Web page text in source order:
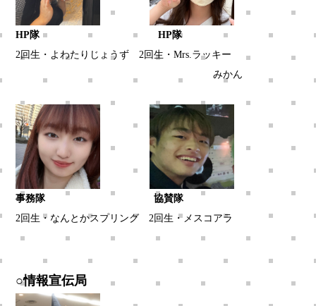
HP隊 HP隊
2回生・よわたりじょうず
2回生・Mrs.ラッキー
みかん
事務隊 協賛隊
2回生・なんとかスプリング
2回生・メスコアラ
○情報宣伝局